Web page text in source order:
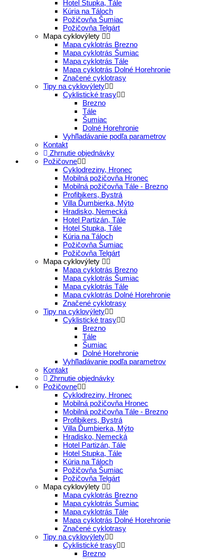
Hotel Stupka, Tále
Kúria na Táloch
Požičovňa Šumiac
Požičovňa Telgárt
Mapa cyklovýlety
Mapa cyklotrás Brezno
Mapa cyklotrás Šumiac
Mapa cyklotrás Tále
Mapa cyklotrás Dolné Horehronie
Značené cyklotrasy
Tipy na cyklovýlety
Cyklistické trasy
Brezno
Tále
Šumiac
Dolné Horehronie
Vyhľladávanie podľa parametrov
Kontakt
Zhrnutie objednávky
Požičovne
Cyklodreziny, Hronec
Mobilná požičovňa Hronec
Mobilná požičovňa Tále - Brezno
Profibikers, Bystrá
Villa Ďumbierka, Mýto
Hradisko, Nemecká
Hotel Partizán, Tále
Hotel Stupka, Tále
Kúria na Táloch
Požičovňa Šumiac
Požičovňa Telgárt
Mapa cyklovýlety
Mapa cyklotrás Brezno
Mapa cyklotrás Šumiac
Mapa cyklotrás Tále
Mapa cyklotrás Dolné Horehronie
Značené cyklotrasy
Tipy na cyklovýlety
Cyklistické trasy
Brezno
Tále
Šumiac
Dolné Horehronie
Vyhľladávanie podľa parametrov
Kontakt
Zhrnutie objednávky
Požičovne
Cyklodreziny, Hronec
Mobilná požičovňa Hronec
Mobilná požičovňa Tále - Brezno
Profibikers, Bystrá
Villa Ďumbierka, Mýto
Hradisko, Nemecká
Hotel Partizán, Tále
Hotel Stupka, Tále
Kúria na Táloch
Požičovňa Šumiac
Požičovňa Telgárt
Mapa cyklovýlety
Mapa cyklotrás Brezno
Mapa cyklotrás Šumiac
Mapa cyklotrás Tále
Mapa cyklotrás Dolné Horehronie
Značené cyklotrasy
Tipy na cyklovýlety
Cyklistické trasy
Brezno